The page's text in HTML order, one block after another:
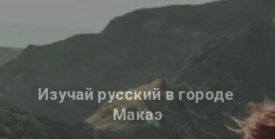
Изучай русский в городе
Макаэ